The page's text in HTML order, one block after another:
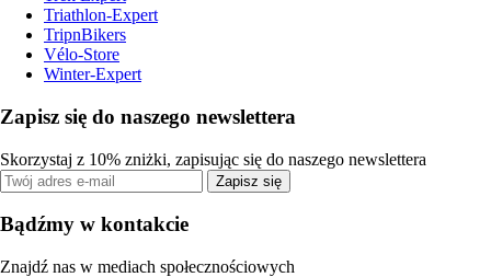
Triathlon-Expert
TripnBikers
Vélo-Store
Winter-Expert
Zapisz się do naszego newslettera
Skorzystaj z 10% zniżki, zapisując się do naszego newslettera
Zapisz się
Bądźmy w kontakcie
Znajdź nas w mediach społecznościowych